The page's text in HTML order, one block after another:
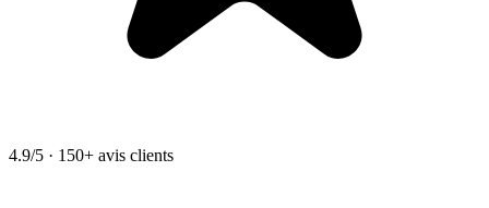
4.9/5 · 150+ avis clients